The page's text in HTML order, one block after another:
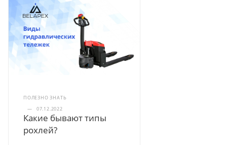
ПОЛЕЗНО ЗНАТЬ
—
07.12.2022
Какие бывают типы
рохлей?